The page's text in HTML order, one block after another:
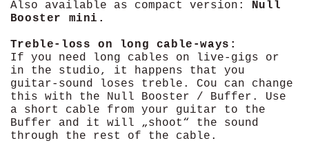
Also available as compact version:
Null
Booster mini.
Treble-loss on long cable-ways:
If you need long cables on live-gigs or
in the studio, it happens that you
guitar-sound loses treble. Cou can change
this with the Null Booster / Buffer. Use
a short cable from your guitar to the
Buffer and it will „shoot“ the sound
through the rest of the cable.